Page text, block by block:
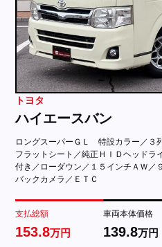
トヨタ
ハイエースバン
ロングスーパーＧＬ 特設カラー／３
フラットシート／純正ＨＩＤヘッドラ
付き／ローダウン／１５インチＡＷ／
バックカメラ／ＥＴＣ
支払総額
153.8万円
車両本体価格
139.8万円